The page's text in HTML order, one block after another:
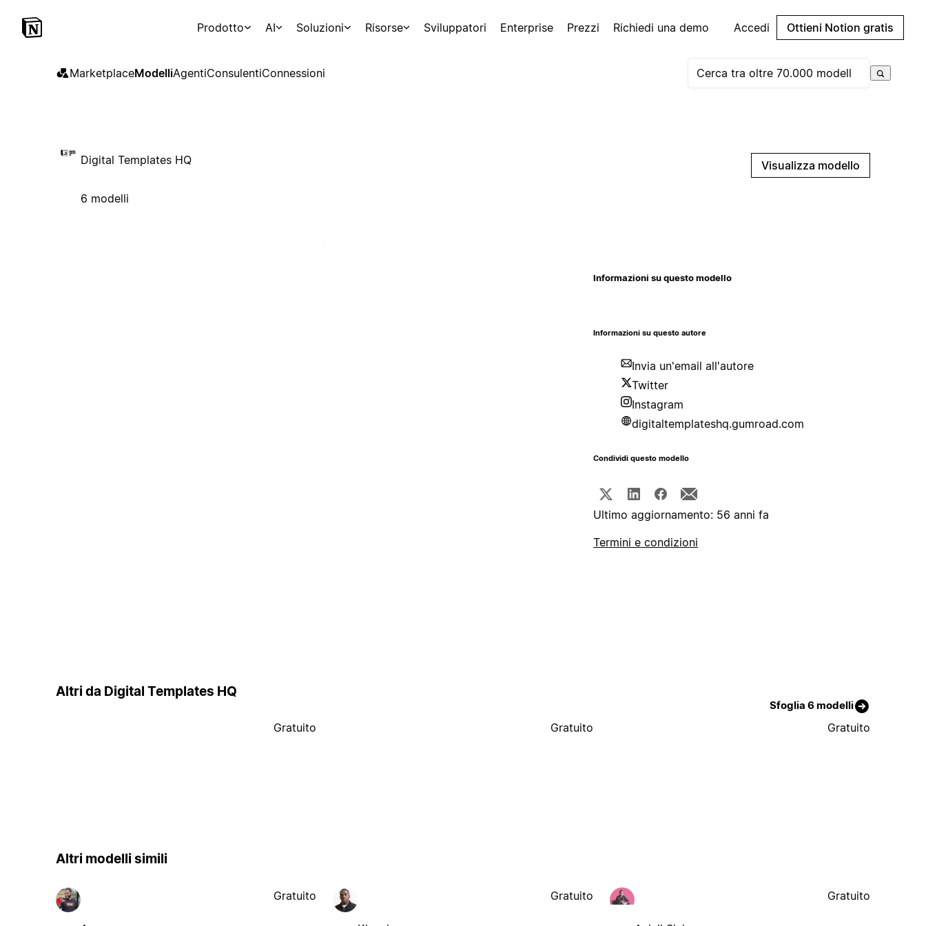
Prodotto AI Soluzioni Risorse Sviluppatori Enterprise Prezzi Richiedi una demo Accedi Ottieni Notion gratis
MarketplaceModelliAgentiConsulentiConnessioni
Digital Templates HQ
6 modelli
Visualizza modello
Informazioni su questo modello
Informazioni su questo autore
Invia un'email all'autore
Twitter
Instagram
digitaltemplateshq.gumroad.com
Condividi questo modello
Ultimo aggiornamento: 56 anni fa
Termini e condizioni
Altri da Digital Templates HQ
Sfoglia 6 modelli
Gratuito Gratuito Gratuito
Altri modelli simili
Gratuito Gratuito Gratuito